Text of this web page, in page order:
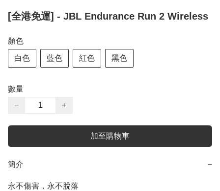
[全港免運] - JBL Endurance Run 2 Wireless
顏色
白色 藍色 紅色 黑色
數量
−
+
加至購物車
簡介 −
永不傷害，永不脫落